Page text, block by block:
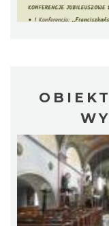
Warsztaty
spółka
Wakacyjna
Ustroń
13.84 km